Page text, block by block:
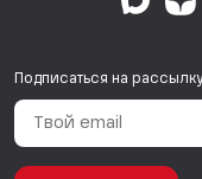
Подписаться на рассылку